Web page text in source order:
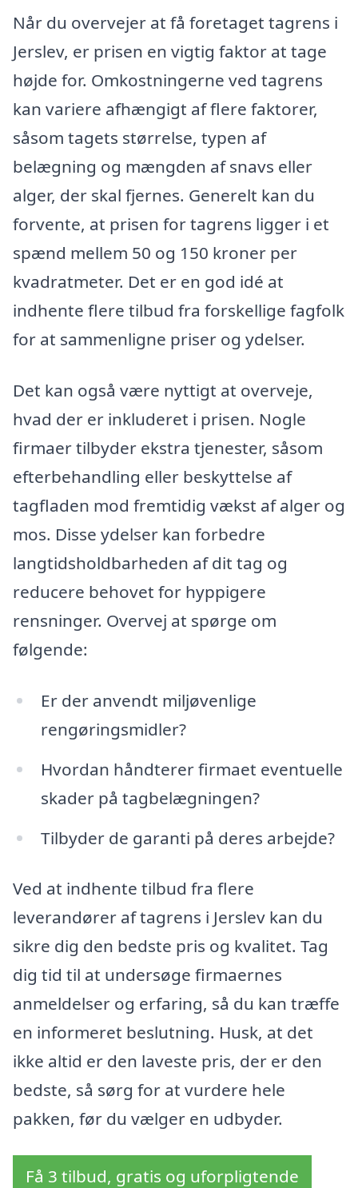
Når du overvejer at få foretaget tagrens i
Jerslev, er prisen en vigtig faktor at tage
højde for. Omkostningerne ved tagrens
kan variere afhængigt af flere faktorer,
såsom tagets størrelse, typen af
belægning og mængden af snavs eller
alger, der skal fjernes. Generelt kan du
forvente, at prisen for tagrens ligger i et
spænd mellem 50 og 150 kroner per
kvadratmeter. Det er en god idé at
indhente flere tilbud fra forskellige fagfolk
for at sammenligne priser og ydelser.
Det kan også være nyttigt at overveje,
hvad der er inkluderet i prisen. Nogle
firmaer tilbyder ekstra tjenester, såsom
efterbehandling eller beskyttelse af
tagfladen mod fremtidig vækst af alger og
mos. Disse ydelser kan forbedre
langtidsholdbarheden af dit tag og
reducere behovet for hyppigere
rensninger. Overvej at spørge om
følgende:
Er der anvendt miljøvenlige
rengøringsmidler?
Hvordan håndterer firmaet eventuelle
skader på tagbelægningen?
Tilbyder de garanti på deres arbejde?
Ved at indhente tilbud fra flere
leverandører af tagrens i Jerslev kan du
sikre dig den bedste pris og kvalitet. Tag
dig tid til at undersøge firmaernes
anmeldelser og erfaring, så du kan træffe
en informeret beslutning. Husk, at det
ikke altid er den laveste pris, der er den
bedste, så sørg for at vurdere hele
pakken, før du vælger en udbyder.
Få 3 tilbud, gratis og uforpligtende